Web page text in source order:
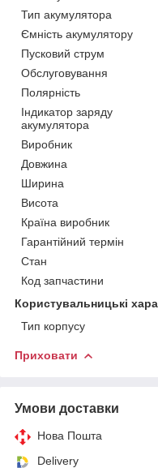
Тип акумулятора
Ємність акумулятору
Пусковий струм
Обслуговування
Полярність
Індикатор заряду
акумулятора
Виробник
Довжина
Ширина
Висота
Країна виробник
Гарантійний термін
Стан
Код запчастини
Користувальницькі
Тип корпусу
Приховати
Умови доставки
Нова Пошта
Delivery